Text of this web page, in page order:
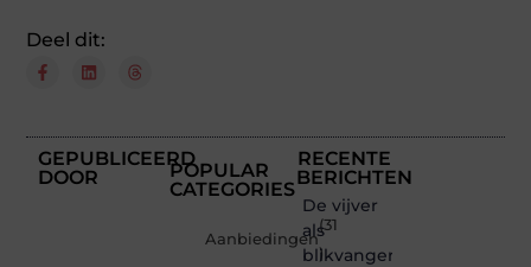
Deel dit:
GEPUBLICEERD
DOOR
POPULAR
CATEGORIES
Aanbiedingen
(31
)
RECENTE
BERICHTEN
De vijver
als
blikvanger